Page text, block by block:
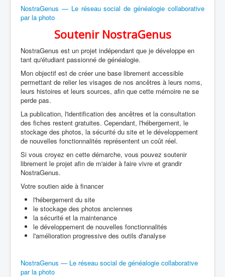
NostraGenus — Le réseau social de généalogie collaborative
par la photo
Soutenir NostraGenus
NostraGenus est un projet indépendant que je développe en
tant qu'étudiant passionné de généalogie.
Mon objectif est de créer une base librement accessible
permettant de relier les visages de nos ancêtres à leurs noms,
leurs histoires et leurs sources, afin que cette mémoire ne se
perde pas.
La publication, l'identification des ancêtres et la consultation
des fiches restent gratuites. Cependant, l'hébergement, le
stockage des photos, la sécurité du site et le développement
de nouvelles fonctionnalités représentent un coût réel.
Si vous croyez en cette démarche, vous pouvez soutenir
librement le projet afin de m'aider à faire vivre et grandir
NostraGenus.
Votre soutien aide à financer
l'hébergement du site
le stockage des photos anciennes
la sécurité et la maintenance
le développement de nouvelles fonctionnalités
l'amélioration progressive des outils d'analyse
NostraGenus — Le réseau social de généalogie collaborative
par la photo